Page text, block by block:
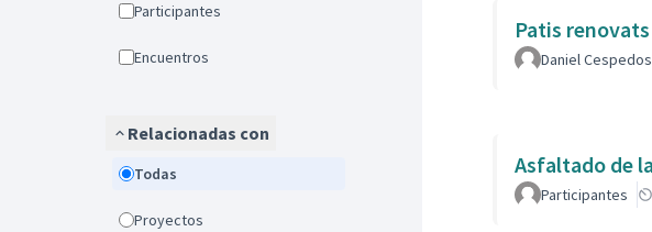
Participantes
Encuentros
Relacionadas con
Todas
Proyectos
Patis
Daniel
Asfaltado de
Participantes